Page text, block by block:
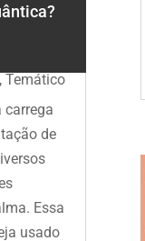
, Temático
carrega
de
Essa
usado